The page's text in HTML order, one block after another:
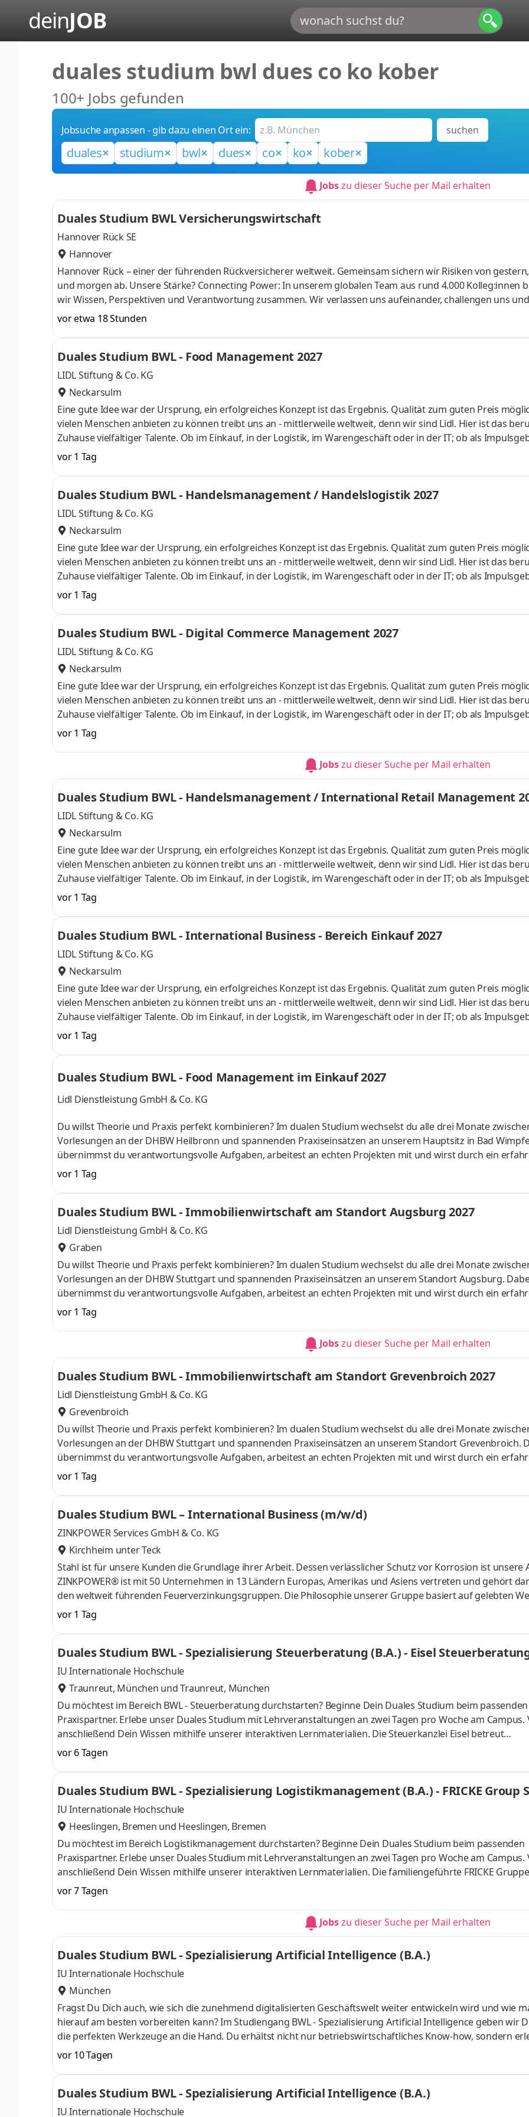
deinJOB
duales studium bwl dues co ko kober
100+ Jobs gefunden
Jobsuche anpassen - gib dazu einen Ort ein: suchen
duales studium bwl dues co ko kober
Jobszu dieser Suche per Mail erhalten
Duales Studium BWL Versicherungswirtschaft
Hannover Rück SE
Hannover
Hannover Rück – einer der führenden Rück­versicherer welt­weit. Gemein­sam sichern wir Risiken von
und morgen ab. Unsere Stärke? Connecting Power: In unserem globalen Team aus rund 4.000 Kolleg:innen
wir Wissen, Perspektiven und Verant­wortung zusammen. Wir verlassen uns aufeinander, challengen uns und
entwickeln uns sowie unsere Services und Produkte konti­nuierlich weiter. Ob Modelle für
mit­gestalten. Klingt gut? Lerne uns als verlässlichen Arbeitgeber kennen und finde deinen Platz bei uns.
Du kannst dich nicht zwischen Au
vor etwa 18 Stunden
Duales Studium BWL - Food Management 2027
LIDL Stiftung & Co. KG
Neckarsulm
Eine gute Idee war der Ursprung, ein erfolgreiches Konzept ist das Ergebnis. Qualität zum guten Preis
vielen Menschen anbieten zu können treibt uns an - mittlerweile weltweit, denn wir sind Lidl. Hier ist das
Zuhause vielfältiger Talente. Ob im Einkauf, in der Logistik, im Warengeschäft oder in der IT; ob als
Gestalter oder Dienstleister der Länder. Wir suchen Anpacker, Durchstarter, Möglichmacher und bieten
Aufgaben und Projekte in einem dynamischen und internationalen Umfeld. Bei Lidl findet jeder seine
Herausforderung. Denn Lidl lohnt sich. Dein duales Studium startet am 1. September 2027 mit einem
Begrüßungsmonat bei der L
vor 1 Tag
Duales Studium BWL - Handelsmanagement / Handelslogistik 2027
LIDL Stiftung & Co. KG
Neckarsulm
Eine gute Idee war der Ursprung, ein erfolgreiches Konzept ist das Ergebnis. Qualität zum guten Preis
vielen Menschen anbieten zu können treibt uns an - mittlerweile weltweit, denn wir sind Lidl. Hier ist das
Zuhause vielfältiger Talente. Ob im Einkauf, in der Logistik, im Warengeschäft oder in der IT; ob als
Gestalter oder Dienstleister der Länder. Wir suchen Anpacker, Durchstarter, Möglichmacher und bieten
Aufgaben und Projekte in einem dynamischen und internationalen Umfeld. Bei Lidl findet jeder seine
Herausforderung. Denn Lidl lohnt sich. Dein duales Studium startet am 1. September 2027 mit einem
Begrüßungsmonat bei der L
vor 1 Tag
Duales Studium BWL - Digital Commerce Management 2027
LIDL Stiftung & Co. KG
Neckarsulm
Eine gute Idee war der Ursprung, ein erfolgreiches Konzept ist das Ergebnis. Qualität zum guten Preis
vielen Menschen anbieten zu können treibt uns an - mittlerweile weltweit, denn wir sind Lidl. Hier ist das
Zuhause vielfältiger Talente. Ob im Einkauf, in der Logistik, im Warengeschäft oder in der IT; ob als
Gestalter oder Dienstleister der Länder. Wir suchen Anpacker, Durchstarter, Möglichmacher und bieten
Aufgaben und Projekte in einem dynamischen und internationalen Umfeld. Bei Lidl findet jeder seine
Herausforderung. Denn Lidl lohnt sich. Dein duales Studium startet am 1. September 2027 mit einem
vor 1 Tag
Jobszu dieser Suche per Mail erhalten
Duales Studium BWL - Handelsmanagement / International Retail Management
LIDL Stiftung & Co. KG
Neckarsulm
Eine gute Idee war der Ursprung, ein erfolgreiches Konzept ist das Ergebnis. Qualität zum guten Preis
vielen Menschen anbieten zu können treibt uns an - mittlerweile weltweit, denn wir sind Lidl. Hier ist das
Zuhause vielfältiger Talente. Ob im Einkauf, in der Logistik, im Warengeschäft oder in der IT; ob als
Gestalter oder Dienstleister der Länder. Wir suchen Anpacker, Durchstarter, Möglichmacher und bieten
Aufgaben und Projekte in einem dynamischen und internationalen Umfeld. Bei Lidl findet jeder seine
Herausforderung. Denn Lidl lohnt sich. Dein duales Studium startet am 1. September 2027 mit einem
Begrüßungsmonat bei der L
vor 1 Tag
Duales Studium BWL - International Business - Bereich Einkauf 2027
LIDL Stiftung & Co. KG
Neckarsulm
Eine gute Idee war der Ursprung, ein erfolgreiches Konzept ist das Ergebnis. Qualität zum guten Preis
vielen Menschen anbieten zu können treibt uns an - mittlerweile weltweit, denn wir sind Lidl. Hier ist das
Zuhause vielfältiger Talente. Ob im Einkauf, in der Logistik, im Warengeschäft oder in der IT; ob als
Gestalter oder Dienstleister der Länder. Wir suchen Anpacker, Durchstarter, Möglichmacher und bieten
Aufgaben und Projekte in einem dynamischen und internationalen Umfeld. Bei Lidl findet jeder seine
Herausforderung. Denn Lidl lohnt sich. Dein duales Studium startet am 1. September 2027 mit einem
Begrüßungsmonat bei der L
vor 1 Tag
Duales Studium BWL - Food Management im Einkauf 2027
Lidl Dienstleistung GmbH & Co. KG
Du willst Theorie und Praxis perfekt kombinieren? Im dualen Studium wechselst du alle drei Monate
Vorlesungen an der DHBW Heilbronn und spannenden Praxiseinsätzen an unserem Hauptsitz in Bad
übernimmst du verantwortungsvolle Aufgaben, arbeitest an echten Projekten mit und wirst durch ein
Team begleitet und gefördert. Als Team gestalten wir die Zukunft unseres Sortiments, z. B. durch die
Produkten, Sortimentsoptimierungen, die Entwicklung von Nachhaltigkeitsstrategien und Verhandlungen mit
Zulieferern. Was dabei nie zur Verhandlung steht? Das Miteinander auf Augenhöhe. Als Teil des Teams
die Produktwelt der deutschen Filialien a
vor 1 Tag
Duales Studium BWL - Immobilienwirtschaft am Standort Augsburg 2027
Lidl Dienstleistung GmbH & Co. KG
Graben
Du willst Theorie und Praxis perfekt kombinieren? Im dualen Studium wechselst du alle drei Monate
Vorlesungen an der DHBW Stuttgart und spannenden Praxiseinsätzen an unserem Standort Augsburg.
übernimmst du verantwortungsvolle Aufgaben, arbeitest an echten Projekten mit und wirst durch ein
Team begleitet und gefördert. Wir wollen für unsere Immobilien nur das Beste. Dich zum Beispiel. Egal, was
Immobilien Portfoliomanagement machst – du machst es mit vollem Einsatz. Gemeinsam zeigen wir, dass
erfolgreiches Immobilienmanagement bedeutet, strategisch zu denken, effizient zu planen und im Team
Werte zu schaffen – und dafür Wertschätzung und ein faires
vor 1 Tag
Jobszu dieser Suche per Mail erhalten
Duales Studium BWL - Immobilienwirtschaft am Standort Grevenbroich 2027
Lidl Dienstleistung GmbH & Co. KG
Grevenbroich
Du willst Theorie und Praxis perfekt kombinieren? Im dualen Studium wechselst du alle drei Monate
Vorlesungen an der DHBW Stuttgart und spannenden Praxiseinsätzen an unserem Standort Grevenbroich.
übernimmst du verantwortungsvolle Aufgaben, arbeitest an echten Projekten mit und wirst durch ein
Team begleitet und gefördert. Wir wollen für unsere Immobilien nur das Beste. Dich zum Beispiel. Egal, was
Immobilien Portfoliomanagement machst – du machst es mit vollem Einsatz. Gemeinsam zeigen wir, dass
erfolgreiches Immobilienmanagement bedeutet, strategisch zu denken, effizient zu planen und im Team
Werte zu schaffen – und dafür Wertschätzung und ein fa
vor 1 Tag
Duales Studium BWL – International Business (m/w/d)
ZINKPOWER Services GmbH & Co. KG
Kirchheim unter Teck
Stahl ist für unsere Kunden die Grundlage ihrer Arbeit. Dessen verlässlicher Schutz vor Korrosion ist unsere
ZINKPOWER® ist mit 50 Unternehmen in 13 Ländern Europas, Amerikas und Asiens vertreten und gehört
den weltweit führenden Feuerverzinkungsgruppen. Die Philosophie unserer Gruppe basiert auf gelebten
und Verantwortung. Wirtschaftlich verantwortlich für den Unternehmenserfolg, menschlich verantwortlich
gegenüber den Mitarbeitern, in ökologischer Verantwortung für die Umwelt: Diese Prinzipien begleiten die
Entwicklung von ZINKPOWER seit der Gründung 1973 und gelten bis heute. WERDEN SIE TEIL UNSERES
FREUEN UNS DARAUF, SIE KENNENZULERNEN! Aufgaben Im du
vor 1 Tag
Duales Studium BWL - Spezialisierung Steuerberatung (B.A.) - Eisel
KG
IU Internationale Hochschule
Traunreut, München undTraunreut, München
Du möchtest im Bereich BWL - Steuerberatung durchstarten? Beginne Dein Duales Studium beim passenden
Praxispartner. Erlebe unser Duales Studium mit Lehrveranstaltungen an zwei Tagen pro Woche am Campus.
anschließend Dein Wissen mithilfe unserer interaktiven Lernmaterialien. Die Steuerkanzlei Eisel betreut
Unternehmen, Selbstständige und Privatpersonen in steuerlichen und betriebswirtschaftlichen Fragen.
Schwerpunkte liegen in der Finanz- und Lohnbuchhaltung, der Erstellung von Jahresabschlüssen und
Steuererklärungen sowie der laufenden steuerlichen Beratung. Wir arbeiten strukturiert, digital und
mandantenorientiert. Als Praxispartner im dualen Studium legen wir Wert darauf,
vor 6 Tagen
Duales Studium BWL - Spezialisierung Logistikmanagement (B.A.) - FRICKE Group
IU Internationale Hochschule
Heeslingen, Bremen und Heeslingen, Bremen
Du möchtest im Bereich Logistikmanagement durchstarten? Beginne Dein Duales Studium beim passenden
Praxispartner. Erlebe unser Duales Studium mit Lehrveranstaltungen an zwei Tagen pro Woche am Campus.
anschließend Dein Wissen mithilfe unserer interaktiven Lernmaterialien. Die familiengeführte FRICKE Gruppe
im Laufe der 100-jährigen Historie vom klassischen Landmaschinenhändler zu einem erfolgreichen
Händler für Landmaschinen, Gartentechnik, Nutzfahrzeuge und Ersatzteile entwickelt. Mit 3.471
verteilt auf 84 Standorte in 27 Ländern - arbeiten wir gemeinsam am weiteren Ausbau unserer
vor 7 Tagen
Jobszu dieser Suche per Mail erhalten
Duales Studium BWL - Spezialisierung Artificial Intelligence (B.A.)
IU Internationale Hochschule
München
Fragst Du Dich auch, wie sich die zunehmend digitalisierten Geschäftswelt weiter entwickeln wird und wie
hierauf am besten vorbereiten kann? Im Studiengang BWL - Spezialisierung Artificial Intelligence geben wir
die perfekten Werkzeuge an die Hand. Du erhältst nicht nur betriebswirtschaftliches Know-how, sondern
auch fundierte Kenntnisse in der Anwendung von künstlicher Intelligenz. Du kannst im April oder im Oktober
am Campus starten . Erlebe unser Duales Studium mit Lehrveranstaltungen an zwei Tagen pro Woche.
anschließend Dein Wissen mithilfe unserer interaktiven Lernmaterialien. Deine Praxisphasen absolvierst Du
einem Unternehmen in Deiner N
vor 10 Tagen
Duales Studium BWL - Spezialisierung Artificial Intelligence (B.A.)
IU Internationale Hochschule